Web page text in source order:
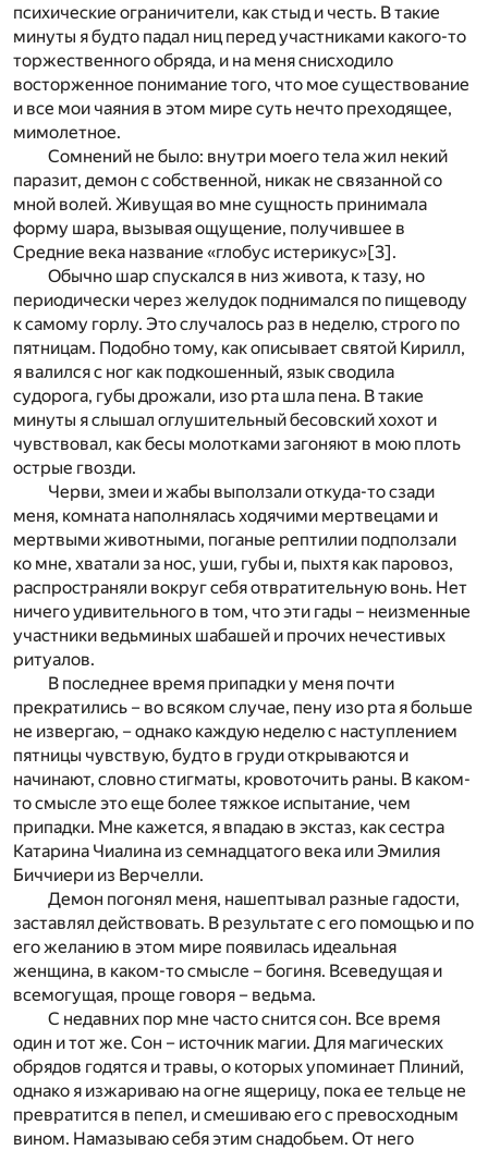
психические ограничители, как стыд и честь. В такие
минуты я будто падал ниц перед участниками какого-то
торжественного обряда, и на меня снисходило
восторженное понимание того, что мое существование
и все мои чаяния в этом мире суть нечто преходящее,
мимолетное.
Сомнений не было: внутри моего тела жил некий
паразит, демон с собственной, никак не связанной со
мной волей. Живущая во мне сущность принимала
форму шара, вызывая ощущение, получившее в
Средние века название «глобус истерикус»[3].
Обычно шар спускался в низ живота, к тазу, но
периодически через желудок поднимался по пищеводу
к самому горлу. Это случалось раз в неделю, строго по
пятницам. Подобно тому, как описывает святой Кирилл,
я валился с ног как подкошенный, язык сводила
судорога, губы дрожали, изо рта шла пена. В такие
минуты я слышал оглушительный бесовский хохот и
чувствовал, как бесы молотками загоняют в мою плоть
острые гвозди.
Черви, змеи и жабы выползали откуда-то сзади
меня, комната наполнялась ходячими мертвецами и
мертвыми животными, поганые рептилии подползали
ко мне, хватали за нос, уши, губы и, пыхтя как паровоз,
распространяли вокруг себя отвратительную вонь. Нет
ничего удивительного в том, что эти гады – неизменные
участники ведьминых шабашей и прочих нечестивых
ритуалов.
В последнее время припадки у меня почти
прекратились – во всяком случае, пену изо рта я больше
не извергаю, – однако каждую неделю с наступлением
пятницы чувствую, будто в груди открываются и
начинают, словно стигматы, кровоточить раны. В каком-
то смысле это еще более тяжкое испытание, чем
припадки. Мне кажется, я впадаю в экстаз, как сестра
Катарина Чиалина из семнадцатого века или Эмилия
Биччиери из Верчелли.
Демон погонял меня, нашептывал разные гадости,
заставлял действовать. В результате с его помощью и по
его желанию в этом мире появилась идеальная
женщина, в каком-то смысле – богиня. Всеведущая и
всемогущая, проще говоря – ведьма.
С недавних пор мне часто снится сон. Все время
один и тот же. Сон – источник магии. Для магических
обрядов годятся и травы, о которых упоминает Плиний,
однако я изжариваю на огне ящерицу, пока ее тельце не
превратится в пепел, и смешиваю его с превосходным
вином. Намазываю себя этим снадобьем. От него